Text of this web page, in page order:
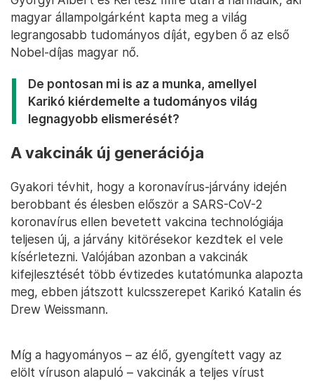
magyar állampolgárként kapta meg a világ
legrangosabb tudományos díját, egyben ő az első
Nobel-díjas magyar nő.
De pontosan mi is az a munka, amellyel
Karikó kiérdemelte a tudományos világ
legnagyobb elismerését?
A vakcinák új generációja
Gyakori tévhit, hogy a koronavírus-járvány idején
berobbant és élesben először a SARS-CoV-2
koronavírus ellen bevetett vakcina technológiája
teljesen új, a járvány kitörésekor kezdtek el vele
kísérletezni. Valójában azonban a vakcinák
kifejlesztését több évtizedes kutatómunka alapozta
meg, ebben játszott kulcsszerepet Karikó Katalin és
Drew Weissmann.
Míg a hagyományos – az élő, gyengített vagy az
elölt víruson alapuló – vakcinák a teljes vírust